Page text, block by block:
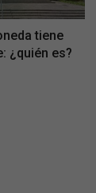
tiene
¿quién es?